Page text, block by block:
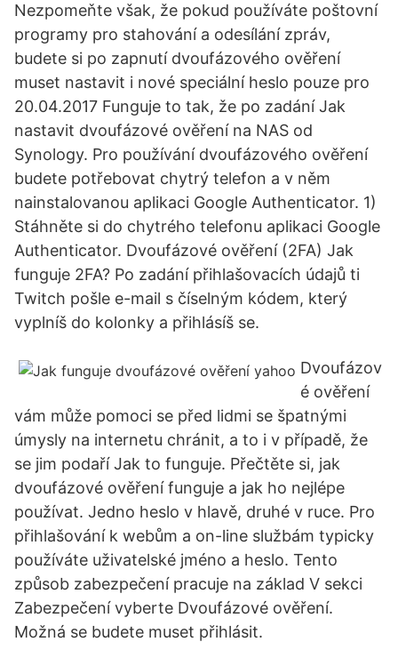
Nezpomeňte však, že pokud používáte poštovní
programy pro stahování a odesílání zpráv,
budete si po zapnutí dvoufázového ověření
muset nastavit i nové speciální heslo pouze pro
20.04.2017 Funguje to tak, že po zadání Jak
nastavit dvoufázové ověření na NAS od
Synology. Pro používání dvoufázového ověření
budete potřebovat chytrý telefon a v něm
nainstalovanou aplikaci Google Authenticator. 1)
Stáhněte si do chytrého telefonu aplikaci Google
Authenticator. Dvoufázové ověření (2FA) Jak
funguje 2FA? Po zadání přihlašovacích údajů ti
Twitch pošle e-mail s číselným kódem, který
vyplníš do kolonky a přihlásíš se.
Dvoufázov
é ověření
vám může pomoci se před lidmi se špatnými
úmysly na internetu chránit, a to i v případě, že
se jim podaří Jak to funguje. Přečtěte si, jak
dvoufázové ověření funguje a jak ho nejlépe
používat. Jedno heslo v hlavě, druhé v ruce. Pro
přihlašování k webům a on-line službám typicky
používáte uživatelské jméno a heslo. Tento
způsob zabezpečení pracuje na základ V sekci
Zabezpečení vyberte Dvoufázové ověření.
Možná se budete muset přihlásit.